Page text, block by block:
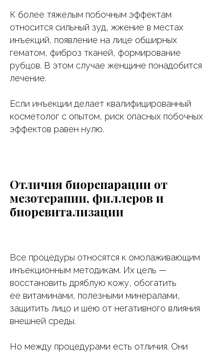
К более тяжелым побочным эффектам
относится сильный зуд, жжение в местах
инъекций, появление на лице обширных
гематом, фиброз тканей, формирование
рубцов. В этом случае женщине понадобится
лечение.
Если инъекции делает квалифицированный
косметолог с опытом, риск опасных побочных
эффектов равен нулю.
Отличия биорепарации от
мезотерапии, филлеров и
биоревитализации
Все процедуры относятся к омолаживающим
инъекционным методикам. Их цель —
восстановить дряблую кожу, обогатить
ее витаминами, полезными минералами,
защитить лицо и шею от негативного влияния
внешней среды.
Но между процедурами есть отличия. Они